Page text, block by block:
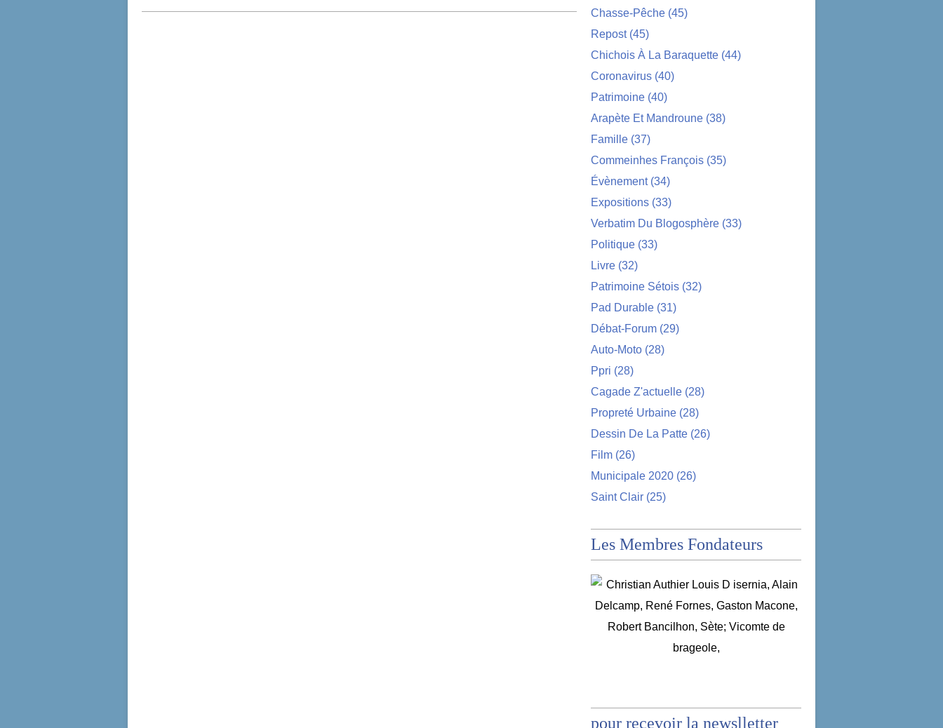
Chasse-Pêche (45)
Repost(45)
Chichois À La Baraquette (44)
Coronavirus (40)
Patrimoine (40)
Arapète Et Mandroune (38)
Famille (37)
Commeinhes François (35)
Évènement(34)
Expositions (33)
Verbatim Du Blogosphère (33)
Politique (33)
Livre (32)
Patrimoine Sétois (32)
Pad Durable (31)
Débat-Forum (29)
Auto-Moto (28)
Ppri (28)
Cagade Z'actuelle (28)
Propreté Urbaine (28)
Dessin De La Patte (26)
Film (26)
Municipale 2020 (26)
Saint Clair (25)
Les Membres Fondateurs
pour recevoir la newslletter